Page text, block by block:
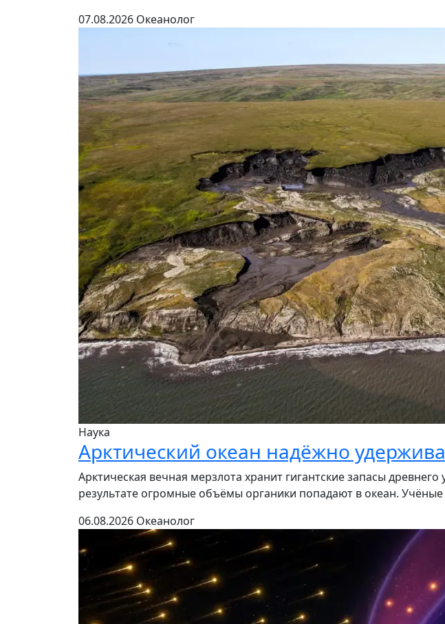
07.08.2026 Океанолог
Наука
Арктический океан надёжно
Арктическая вечная мерзлота хранит гигантские запасы
результате огромные объёмы органики попадают в океан.
06.08.2026 Океанолог